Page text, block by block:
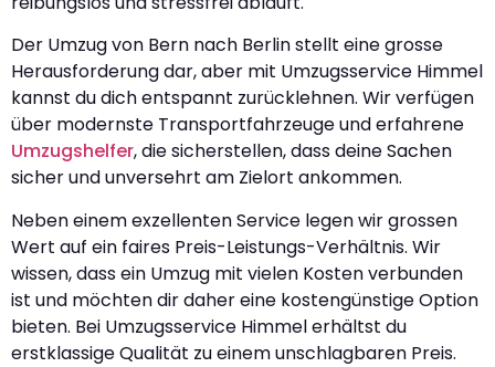
Der Umzug von Bern nach Berlin stellt eine grosse
Herausforderung dar, aber mit Umzugsservice Himmel
kannst du dich entspannt zurücklehnen. Wir verfügen
über modernste Transportfahrzeuge und erfahrene
Umzugshelfer, die sicherstellen, dass deine Sachen
sicher und unversehrt am Zielort ankommen.
Neben einem exzellenten Service legen wir grossen
Wert auf ein faires Preis-Leistungs-Verhältnis. Wir
wissen, dass ein Umzug mit vielen Kosten verbunden
ist und möchten dir daher eine kostengünstige Option
bieten. Bei Umzugsservice Himmel erhältst du
erstklassige Qualität zu einem unschlagbaren Preis.